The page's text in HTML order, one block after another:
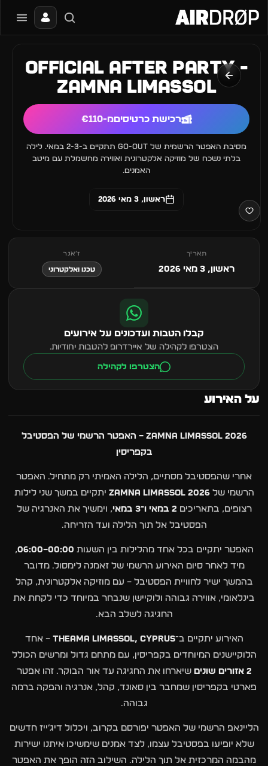
🎪פסטיבלים 🎶 מועדונים ✈️ חו״ל 🔥בקרוב 📰מגזיןOFFICIAL AFTER PARTY -
zamna limassol
מסיבת האפטר הרשמית של GO-OUT תתקיים ב-2-3 במאי. לילה
בלתי נשכח של מוזיקה אלקטרונית ואווירה מחשמלת עם מיטב
האמנים.
ראשון, 3 מאי 2026
רכישת כרטיסיםמ-€110
תאריך
ראשון, 3 מאי 2026
ז׳אנר
טכנו ואלקטרוני
קבלו הטבות ועדכונים על אירועים
הצטרפו לקהילה של איירדרופ להטבות יחודיות.
הצטרפו לקהילה
על האירוע
Zamna Limassol 2026 – האפטר הרשמי של הפסטיבל
בקפריסין
אחרי שהפסטיבל מסתיים, הלילה האמיתי רק מתחיל. האפטר
הרשמי שלZamna Limassol 2026 יתקיים במשך שני לילות
רצופים, בתאריכים 2 במאי ו־3 במאי
, וימשיך את האנרגיה של
הפסטיבל אל תוך הלילה ועד הזריחה.
האפטר יתקיים בכל אחד מהלילות בין השעות 00:00–06:00
,
מיד לאחר סיום האירוע הרשמי של זאמנה לימסול. מדובר
בהמשך ישיר לחוויית הפסטיבל – עם מוזיקה אלקטרונית, קהל
בינלאומי, אווירה גבוהה ולוקיישן שנבחר במיוחד כדי לקחת את
החגיגה לשלב הבא.
האירוע יתקיים ב־THEAMA Limassol, Cyprus – אחד
הלוקיישנים המיוחדים בקפריסין, עם מתחם גדול ומרשים הכולל
2 אזורים שונים
שיארחו את החגיגה עד אור הבוקר. זהו אפטר
פארטי בקפריסין שמחבר בין סאונד, קהל, אנרגיה והפקה ברמה
גבוהה.
הליינאפ הרשמי של האפטר יפורסם בקרוב, ויכלול דיג׳ייז חדשים
שלא יופיעו בפסטיבל עצמו, לצד אמנים שימשיכו איתנו ישירות
מהבמה המרכזית אל תוך הלילה. השילוב הזה הופך את האפטר